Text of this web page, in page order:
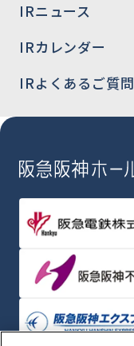
IRニュース
IRカレンダー
IRよくあるご質問